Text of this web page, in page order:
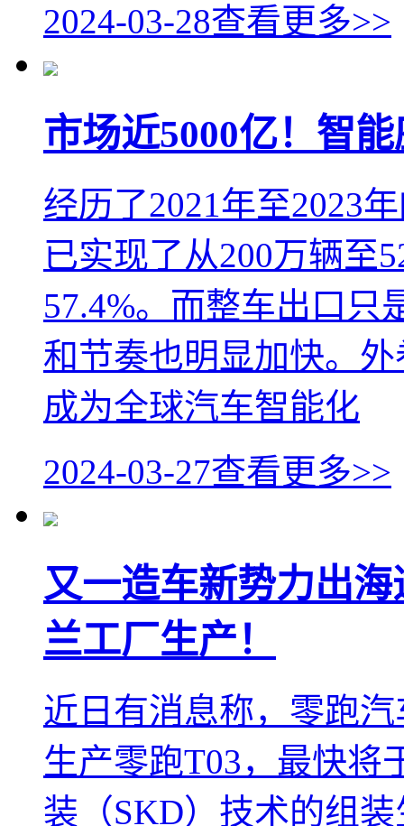
2024-03-28查看更多>>
市场近5000亿！智
经历了2021年至2023
已实现了从200万辆至
57.4%。而整车出口只
和节奏也明显加快。
成为全球汽车智能化
2024-03-27查看更多>>
又一造车新势力出
兰工厂生产！
近日有消息称，零跑
生产零跑T03，最快将
装（SKD）技术的组